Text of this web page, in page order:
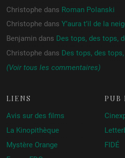
Christophe dans Roman Polanski
Christophe dans Y’aura t’il de la
Benjamin dans Des tops, des tops,
Christophe dans Des tops, des
(Voir tous les commentaires)
LIENS
Avis sur des films
La Kinopithèque
Mystère Orange
PUB
FIDÉ